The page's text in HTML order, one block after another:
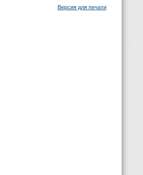
Версия для печати